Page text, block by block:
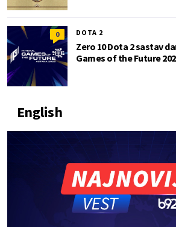
0 DOTA 2
Zero 10 Dota 2 sastav
Games of the Future
English